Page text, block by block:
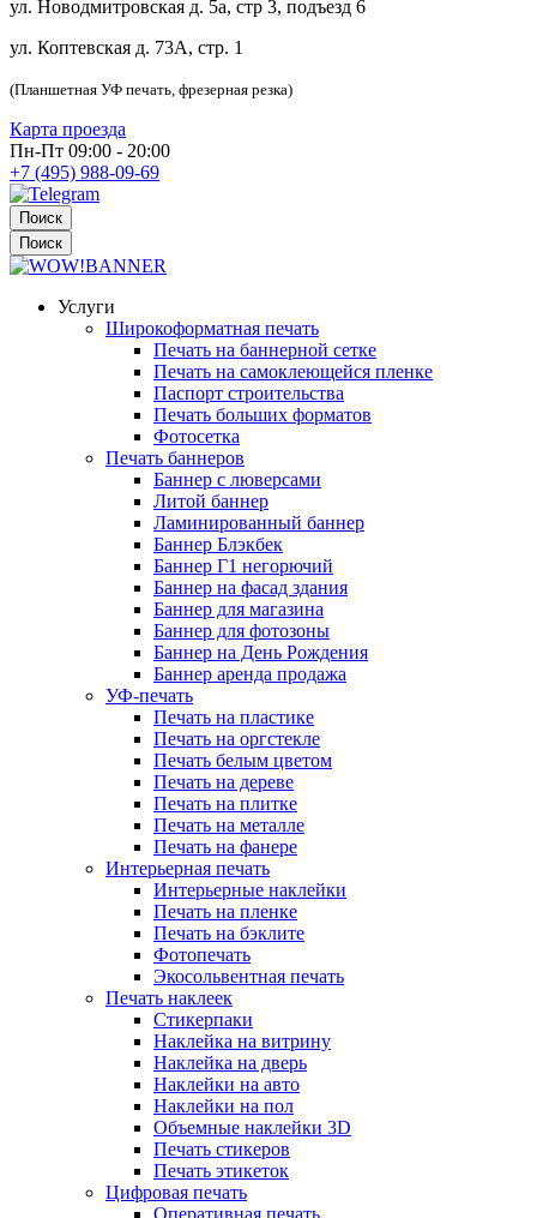
ул. Новодмитровская д. 5а, стр 3, подъезд 6
ул. Коптевская д. 73А, стр. 1
(Планшетная УФ печать, фрезерная резка)
Карта проезда
Пн-Пт 09:00 - 20:00
+7 (495) 988-09-69
Поиск
Поиск
Услуги
Широкоформатная печать
Печать на баннерной сетке
Печать на самоклеющейся пленке
Паспорт строительства
Печать больших форматов
Фотосетка
Печать баннеров
Баннер с люверсами
Литой баннер
Ламинированный баннер
Баннер Блэкбек
Баннер Г1 негорючий
Баннер на фасад здания
Баннер для магазина
Баннер для фотозоны
Баннер на День Рождения
Баннер аренда продажа
УФ-печать
Печать на пластике
Печать на оргстекле
Печать белым цветом
Печать на дереве
Печать на плитке
Печать на металле
Печать на фанере
Интерьерная печать
Интерьерные наклейки
Печать на пленке
Печать на бэклите
Фотопечать
Экосольвентная печать
Печать наклеек
Стикерпаки
Наклейка на витрину
Наклейка на дверь
Наклейки на авто
Наклейки на пол
Объемные наклейки 3D
Печать стикеров
Печать этикеток
Цифровая печать
Оперативная печать